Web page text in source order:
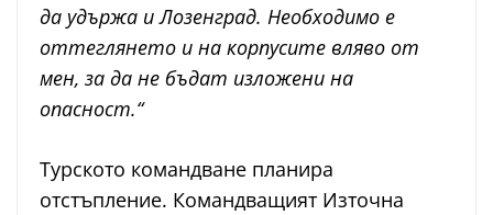
да удържа и Лозенград. Необходимо е
оттеглянето и на корпусите вляво от
мен, за да не бъдат изложени на
опасност.“
Турското командване планира
отстъпление. Командващият Източна